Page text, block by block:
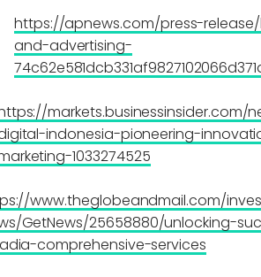
https://apnews.com/press-
and-advertising-
markets.businessinsider.com/
indonesia-pioneering-
1033274525
www.theglobeandmail.com/
GetNews/25658880/unlocking-
comprehensive-services